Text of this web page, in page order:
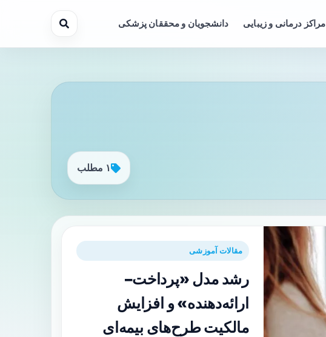
مراکز درمانی و زیبایی دانشجویان و محققان پزشکی
۱ مطلب
مقالات آموزشی
رشد مدل «پرداخت–
ارائه‌دهنده» و افزایش
مالکیت طرح‌های بیمه‌ای